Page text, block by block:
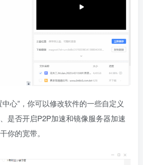
心”，你可以修改软件的一些自定义
是否开启P2P加速和镜像服务器加速
你的宽带。